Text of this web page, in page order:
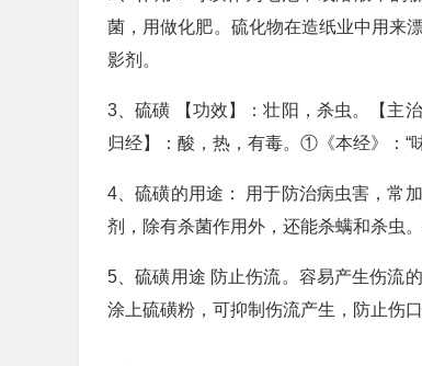
菌，用做化肥。硫化物在造纸业中用来
影剂。
3、硫磺 【功效】：壮阳，杀虫。【主
归经】：酸，热，有毒。①《本经》：“
4、硫磺的用途： 用于防治病虫害，常
剂，除有杀菌作用外，还能杀螨和杀虫
5、硫磺用途 防止伤流。容易产生伤流
涂上硫磺粉，可抑制伤流产生，防止伤